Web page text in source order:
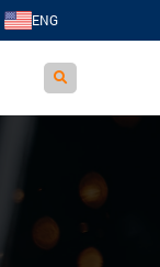
ENG